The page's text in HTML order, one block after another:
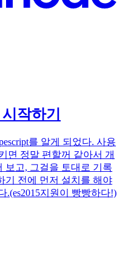
작하기
를 알게 되었다. 사용
면 정말 편할꺼 같아서 개
보고, 그걸을 토대로 기록
기 전에 먼저 설치를 해야
.(es2015지원이 빵빵하다!)